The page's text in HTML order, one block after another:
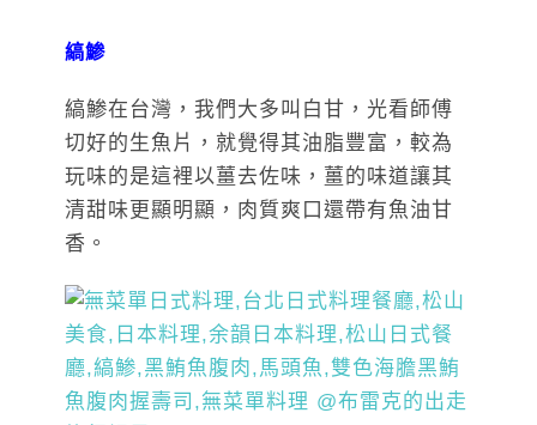
縞鯵
縞鯵在台灣，我們大多叫白甘，光看師傅
切好的生魚片，就覺得其油脂豐富，較為
玩味的是這裡以薑去佐味，薑的味道讓其
清甜味更顯明顯，肉質爽口還帶有魚油甘
香。